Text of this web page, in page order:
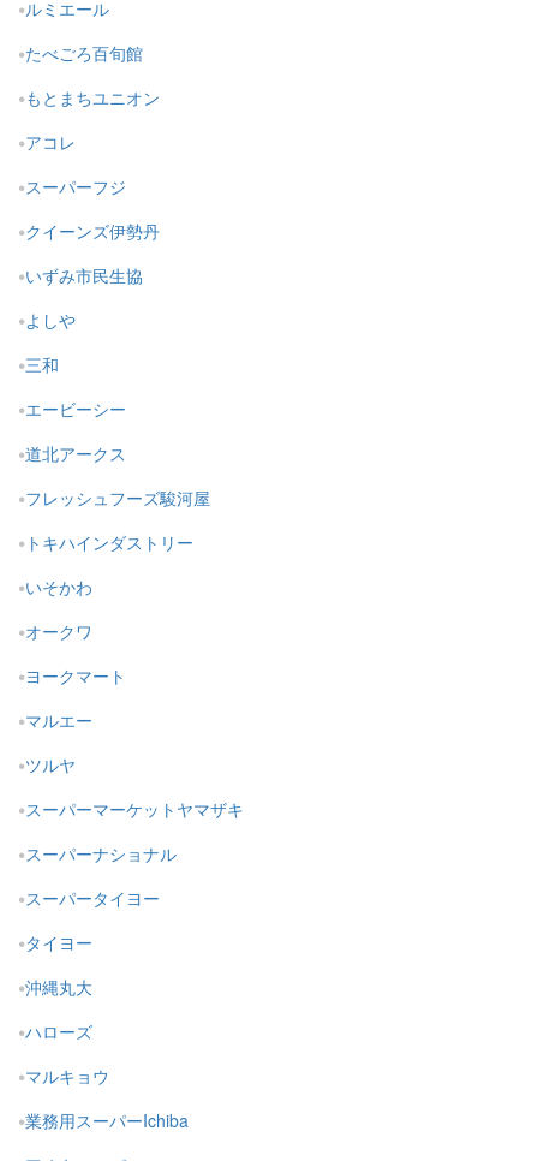
ルミエール
たべごろ百旬館
もとまちユニオン
アコレ
スーパーフジ
クイーンズ伊勢丹
いずみ市民生協
よしや
三和
エービーシー
道北アークス
フレッシュフーズ駿河屋
トキハインダストリー
いそかわ
オークワ
ヨークマート
マルエー
ツルヤ
スーパーマーケットヤマザキ
スーパーナショナル
スーパータイヨー
タイヨー
沖縄丸大
ハローズ
マルキョウ
業務用スーパーIchiba